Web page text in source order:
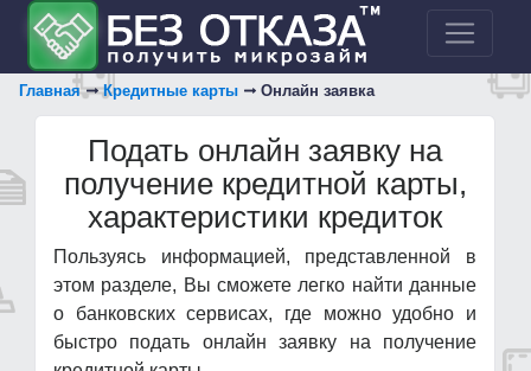
Главная Кредитные карты Онлайн заявка
Подать онлайн заявку на
получение кредитной карты,
характеристики кредиток
Пользуясь информацией, представленной в
этом разделе, Вы сможете легко найти данные
о банковских сервисах, где можно удобно и
быстро подать онлайн заявку на получение